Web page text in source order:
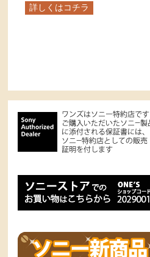
詳しくはコチラ